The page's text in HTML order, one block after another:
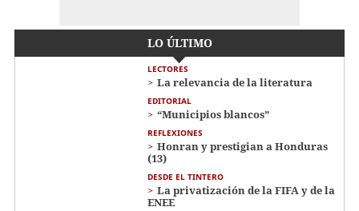
LO ÚLTIMO
LECTORES
La relevancia de la literatura
EDITORIAL
“Municipios blancos”
REFLEXIONES
Honran y prestigian a Honduras
(13)
DESDE EL TINTERO
La privatización de la FIFA y de la
ENEE